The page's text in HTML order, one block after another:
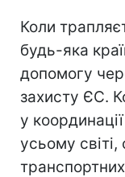
Коли
будь-яка
допомогу
захисту ЄС.
у
усьому